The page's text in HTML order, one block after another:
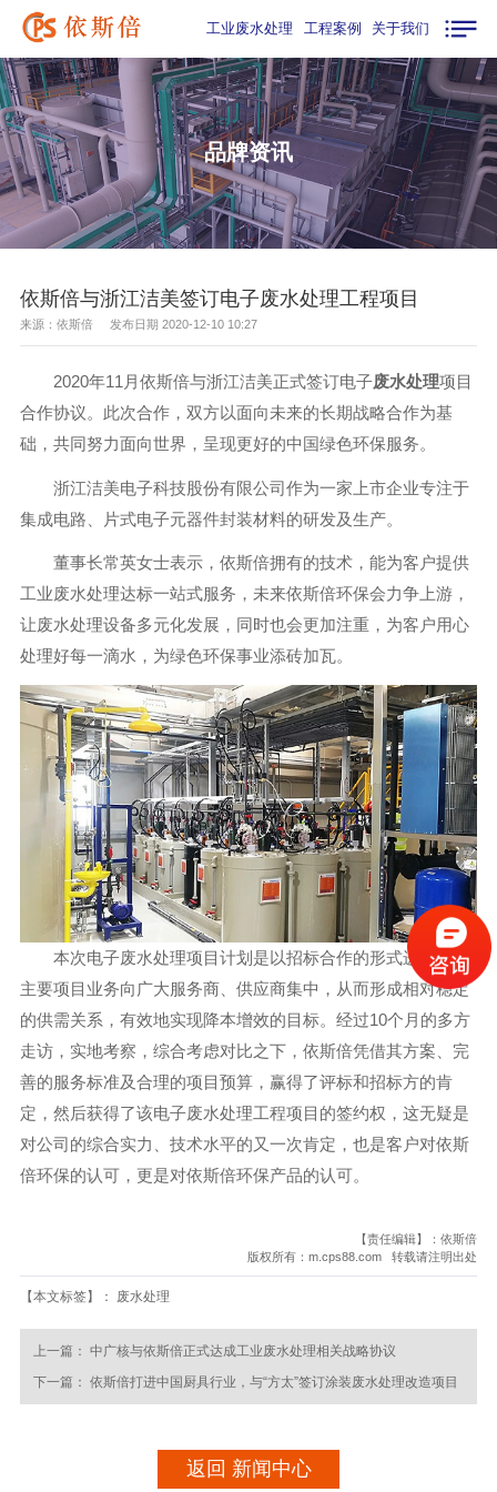
工业废水处理 工程案例 关于我们
品牌资讯
依斯倍与浙江洁美签订电子废水处理工程项目
来源：依斯倍 发布日期 2020-12-10 10:27
2020年11月依斯倍与浙江洁美正式签订电子废水处理项目
合作协议。此次合作，双方以面向未来的长期战略合作为基
础，共同努力面向世界，呈现更好的中国绿色环保服务。
浙江洁美电子科技股份有限公司作为一家上市企业专注于
集成电路、片式电子元器件封装材料的研发及生产。
董事长常英女士表示，依斯倍拥有的技术，能为客户提供
工业废水处理达标一站式服务，未来依斯倍环保会力争上游，
让废水处理设备多元化发展，同时也会更加注重，为客户用心
处理好每一滴水，为绿色环保事业添砖加瓦。
本次电子废水处理项目计划是以招标合作的形式进行的，
主要项目业务向广大服务商、供应商集中，从而形成相对稳定
的供需关系，有效地实现降本增效的目标。经过10个月的多方
走访，实地考察，综合考虑对比之下，依斯倍凭借其方案、完
善的服务标准及合理的项目预算，赢得了评标和招标方的肯
定，然后获得了该电子废水处理工程项目的签约权，这无疑是
对公司的综合实力、技术水平的又一次肯定，也是客户对依斯
倍环保的认可，更是对依斯倍环保产品的认可。
【责任编辑】：依斯倍
版权所有：m.cps88.com 转载请注明出处
【本文标签】： 废水处理
上一篇： 中广核与依斯倍正式达成工业废水处理相关战略协议
下一篇： 依斯倍打进中国厨具行业，与“方太”签订涂装废水处理改造项目
返回 新闻中心